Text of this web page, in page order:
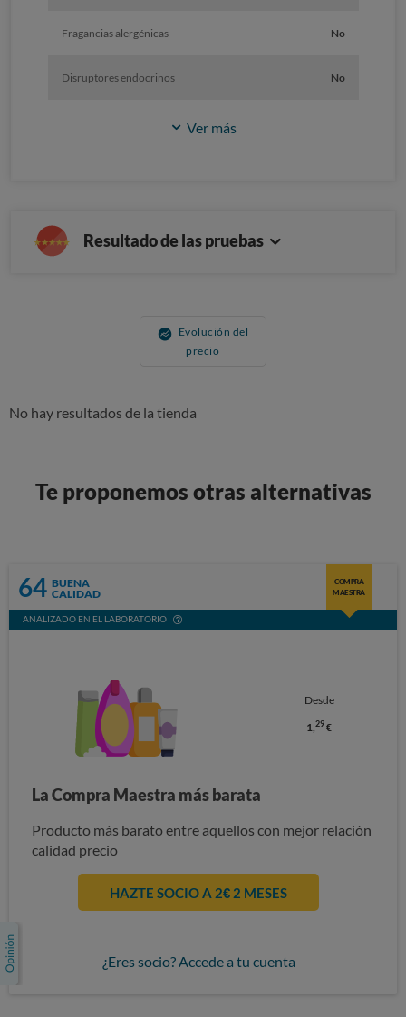
Fragancias alergénicas No
Disruptores endocrinos No
Ver más
Resultado de las pruebas
Evolución del
precio
No hay resultados de la tienda
Te proponemos otras alternativas
64 BUENA
CALIDAD
COMPRA
MAESTRA
ANALIZADO EN EL LABORATORIO
Desde
1,29 €
La Compra Maestra más barata
Producto más barato entre aquellos con mejor relación
calidad precio
HAZTE SOCIO A 2€ 2 MESES
¿Eres socio? Accede a tu cuenta